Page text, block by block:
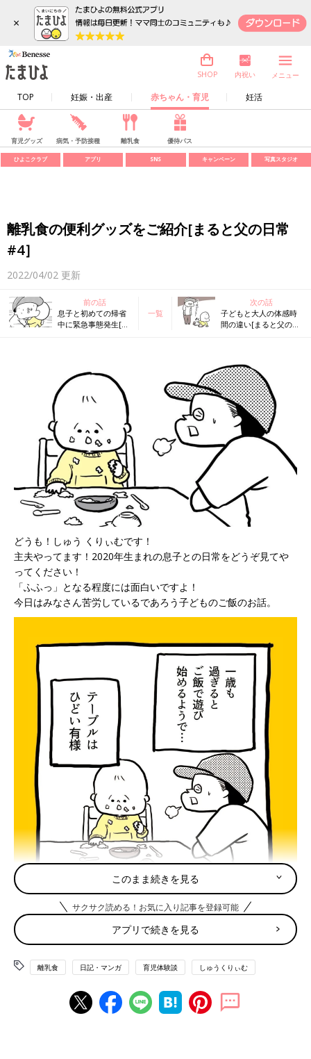
×
TOP 妊娠・出産 赤ちゃん・育児 妊活
SHOP 内祝い メニュー
育児グッズ 病気・予防接種 離乳食 優待パス
ひよこクラブ アプリ SNS キャンペーン 写真スタジオ
離乳食の便利グッズをご紹介[まると父の日常
#4］
2022/04/02 更新
前の話
息子と初めての帰省
中に緊急事態発生[ま
一覧
次の話
子どもと大人の体感時
間の違い[まると父の日
どうも！しゅう くりぃむです！
主夫やってます！2020年生まれの息子との日常をどうぞ見てや
ってください！
「ふふっ」となる程度には面白いですよ！
今日はみなさん苦労しているであろう子どものご飯のお話。
このまま続きを見る
サクサク読める！お気に入り記事を登録可能
アプリで続きを見る
離乳食 日記・マンガ 育児体験談 しゅうくりぃむ